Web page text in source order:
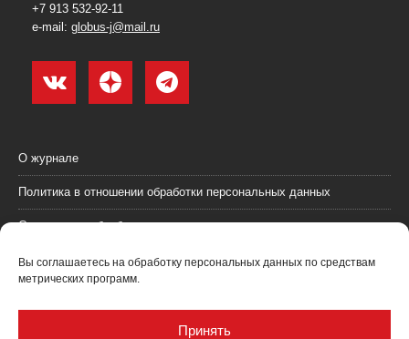
Вы соглашаетесь на обработку персональных данных по средствам
метрических программ.
Принять
+7 913 532-92-11
e-mail: globus-j@mail.ru
О журнале
Политика в отношении обработки персональных данных
Согласие на обработку персональных данных
Пользовательское соглашение (оферта)